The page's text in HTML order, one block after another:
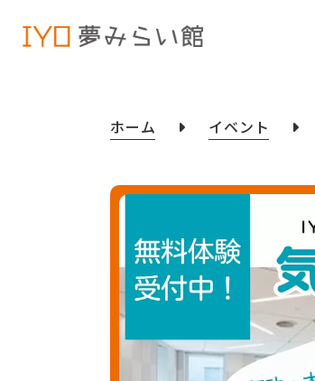
ホーム イベント